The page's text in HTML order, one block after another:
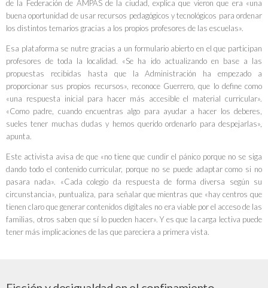
de la Federación de AMPAS de la ciudad, explica que vieron que era «una
buena oportunidad de usar recursos pedagógicos y tecnológicos para ordenar
los distintos temarios gracias a los propios profesores de las escuelas».
Esa plataforma se nutre gracias a un formulario abierto en el que participan
profesores de toda la localidad. «Se ha ido actualizando en base a las
propuestas recibidas hasta que la Administración ha empezado a
proporcionar sus propios recursos», reconoce Guerrero, que lo define como
«una respuesta inicial para hacer más accesible el material curricular».
«Como padre, cuando encuentras algo para ayudar a hacer los deberes,
sueles tener muchas dudas y hemos querido ordenarlo para despejarlas»,
apunta.
Este activista avisa de que «no tiene que cundir el pánico porque no se siga
dando todo el contenido curricular, porque no se puede adaptar como si no
pasara nada». «Cada colegio da respuesta de forma diversa según su
circunstancia», puntualiza, para señalar que mientras que «hay centros que
tienen claro que generar contenidos digitales no era viable por el acceso de las
familias, otros saben que sí lo pueden hacer». Y es que la carga lectiva puede
tener más implicaciones de las que pareciera a primera vista.